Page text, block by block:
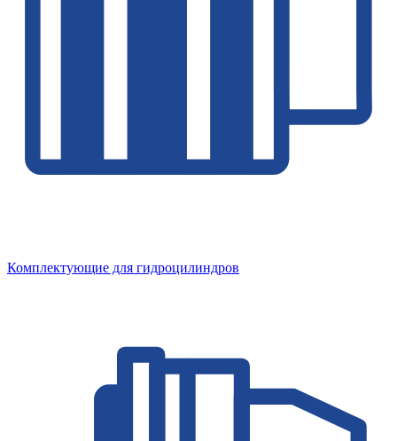
Комплектующие для гидроцилиндров